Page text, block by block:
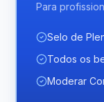
Para
Selo de
Todos os
Moderar